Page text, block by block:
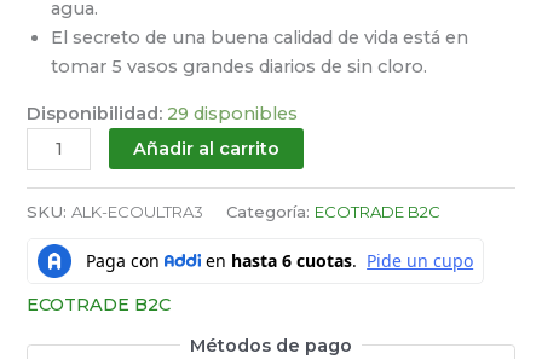
agua.
El secreto de una buena calidad de vida está en
tomar 5 vasos grandes diarios de sin cloro.
Disponibilidad: 29 disponibles
Añadir al carrito
SKU:ALK-ECOULTRA3 Categoría: ECOTRADE B2C
ECOTRADE B2C
Métodos de pago